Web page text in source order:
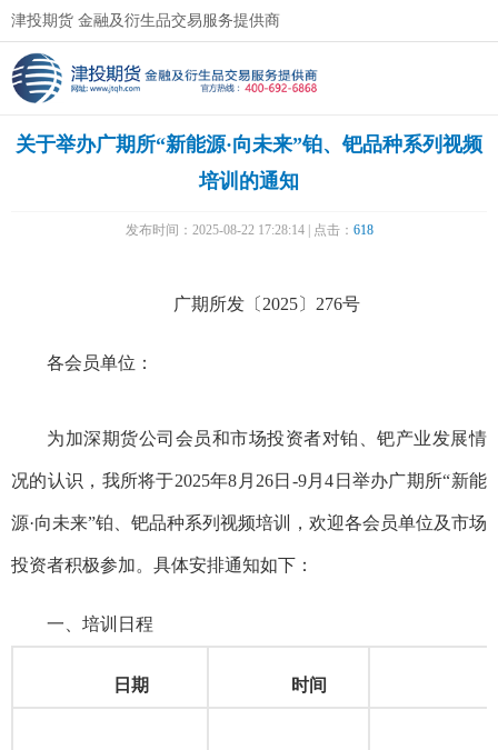
津投期货 金融及衍生品交易服务提供商
关于举办广期所“新能源·向未来”铂、钯品种系列视频
培训的通知
发布时间：2025-08-22 17:28:14 | 点击： 618
广期所发〔2025〕276号
各会员单位：
为加深期货公司会员和市场投资者对铂、钯产业发展情
况的认识，我所将于2025年8月26日-9月4日举办广期所“新能
源·向未来”铂、钯品种系列视频培训，欢迎各会员单位及市场
投资者积极参加。具体安排通知如下：
一、培训日程
日期 时间